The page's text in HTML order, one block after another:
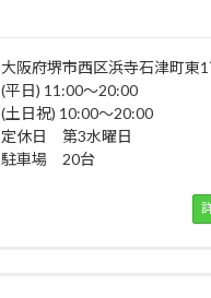
大阪府堺市西区浜寺石津町東
(平日) 11:00～20:00
(土日祝) 10:00～20:00
定休日 第3水曜日
駐車場 20台